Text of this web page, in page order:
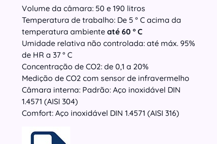
Volume da câmara: 50 e 190 litros
Temperatura de trabalho: De 5 ° C acima da
temperatura ambienteaté 60 ° C
Umidade relativa não controlada: até máx. 95%
de HR a 37 ° C
Concentração de CO2: de 0,1 a 20%
Medição de CO2 com sensor de infravermelho
Câmara interna: Padrão: Aço inoxidável DIN
1.4571 (AISI 304)
Comfort: Aço inoxidável DIN 1.4571 (AISI 316)